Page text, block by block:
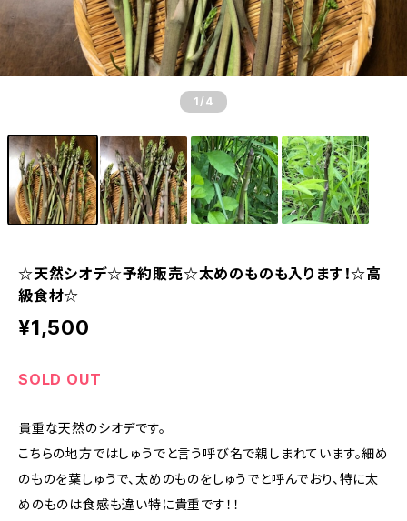
1 /4
☆天然シオデ☆予約販売☆太めのものも入ります！☆高
級食材☆
¥1,500
SOLD OUT
貴重な天然のシオデです。
こちらの地方ではしゅうでと言う呼び名で親しまれています。細め
のものを葉しゅうで、太めのものをしゅうでと呼んでおり、特に太
めのものは食感も違い特に貴重です！！